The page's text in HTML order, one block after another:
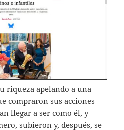
riqueza apelando a una
compraron sus acciones
llegar a ser como él, y
subieron y, después, se